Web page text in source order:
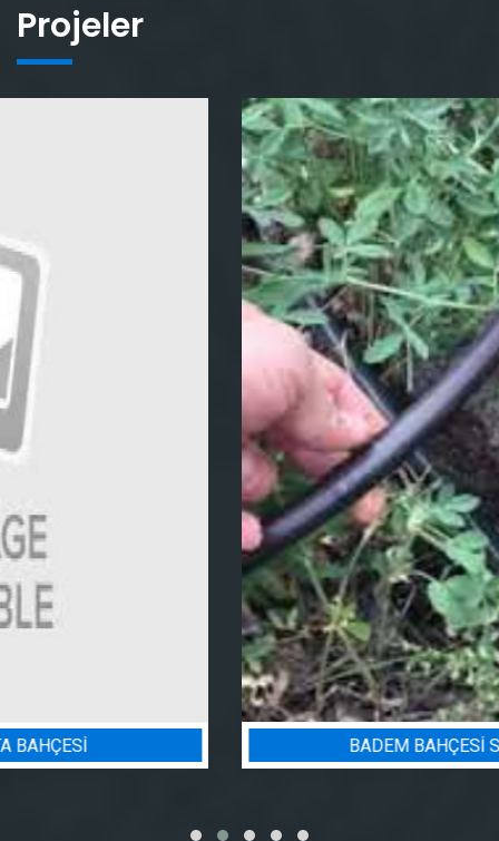
Projeler
BADEM BAHÇESI SULAMA PROJESI